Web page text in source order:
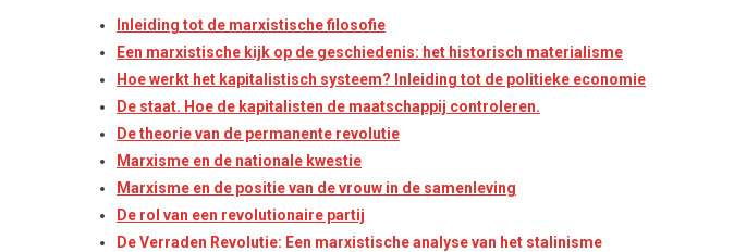
Inleiding tot de marxistische filosofie
Een marxistische kijk op de geschiedenis: het historisch materialisme
Hoe werkt het kapitalistisch systeem? Inleiding tot de politieke economie
De staat. Hoe de kapitalisten de maatschappij controleren.
De theorie van de permanente revolutie
Marxisme en de nationale kwestie
Marxisme en de positie van de vrouw in de samenleving
De rol van een revolutionaire partij
De Verraden Revolutie: Een marxistische analyse van het stalinisme